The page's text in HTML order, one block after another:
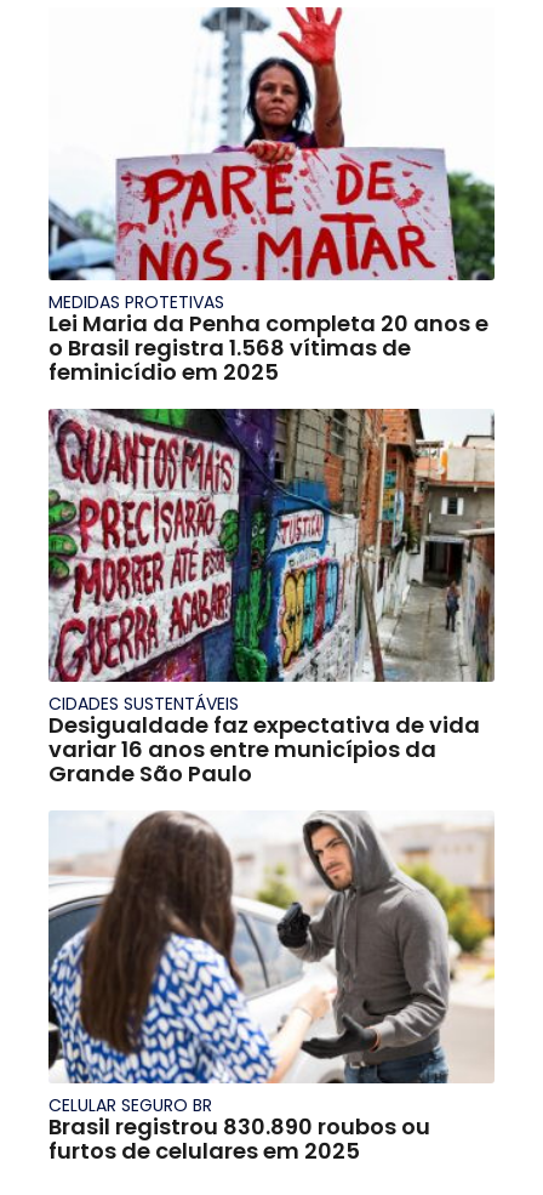
MEDIDAS PROTETIVAS
Lei Maria da Penha completa 20 anos e
o Brasil registra 1.568 vítimas de
feminicídio em 2025
CIDADES SUSTENTÁVEIS
Desigualdade faz expectativa de vida
variar 16 anos entre municípios da
Grande São Paulo
CELULAR SEGURO BR
Brasil registrou 830.890 roubos ou
furtos de celulares em 2025